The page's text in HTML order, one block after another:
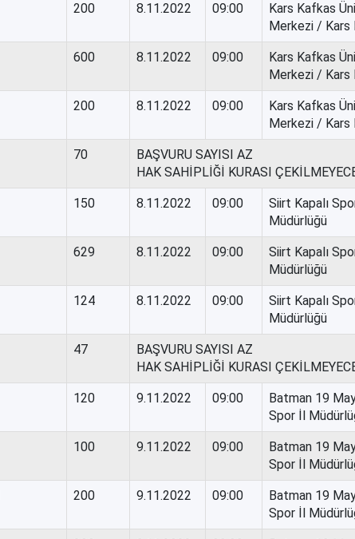
200 8.11.2022 09:00
Kars Kafkas
Merkezi / Kars
600 8.11.2022 09:00
Kars Kafkas
Merkezi / Kars
200 8.11.2022 09:00
Kars Kafkas
Merkezi / Kars
70
BAŞVURU SAYISI AZ
HAK SAHİPLİĞİ KURASI
150 8.11.2022 09:00
Siirt Kapalı
Müdürlüğü
629 8.11.2022 09:00
Siirt Kapalı
Müdürlüğü
124 8.11.2022 09:00
Siirt Kapalı
Müdürlüğü
47
BAŞVURU SAYISI AZ
HAK SAHİPLİĞİ KURASI
120 9.11.2022 09:00
Batman 19
Spor İl
100 9.11.2022 09:00
Batman 19
Spor İl
200 9.11.2022 09:00
Batman 19
Spor İl